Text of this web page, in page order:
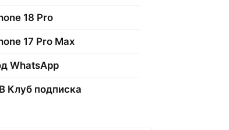
18 Pro
17 Pro Max
WhatsApp
Клуб подписка